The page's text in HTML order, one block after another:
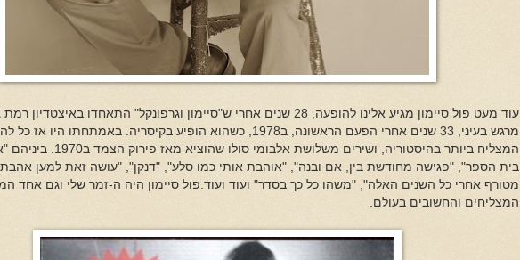
עוד מעט פול סיימון מגיע אלינו להופעה, 28 שנים אחרי ש"סיימון וגרפונקל" התאחדו
מרגש בעיני, 33 שנים אחרי הפעם הראשונה, ב1978, כשהוא הופיע בקיסריה. באמתחתו
המצליח ביותר בהיסטוריה, ושירים
בית הספר", "פגישה מחודשת בין, אם ובנה", "אוהבת אותי כמו סלע", "דנקן", "עושה זאת למען
מטורף אחרי כל השנים האלה", "משהו כל כך בסדר" ועוד ועוד.פול סיימון היה ה-זמר שלי וגם אחד
המצליחים והחשובים בעולם.